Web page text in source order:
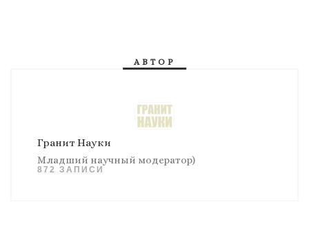
АВТОР
Гранит Науки
Младший научный модератор)
872 ЗАПИСИ